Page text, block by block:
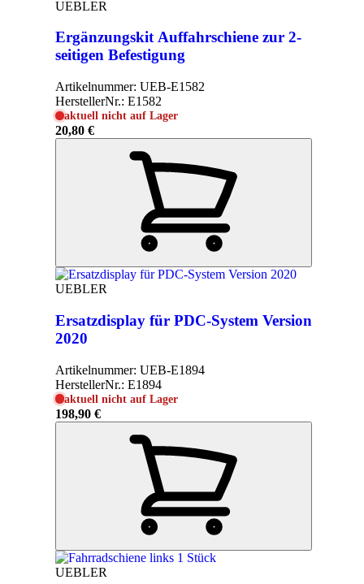
UEBLER
Ergänzungskit Auffahrschiene zur 2-
seitigen Befestigung
Artikelnummer: UEB-E1582
HerstellerNr.: E1582
aktuell nicht auf Lager
20,80 €
UEBLER
Ersatzdisplay für PDC-System Version
2020
Artikelnummer: UEB-E1894
HerstellerNr.: E1894
aktuell nicht auf Lager
198,90 €
UEBLER